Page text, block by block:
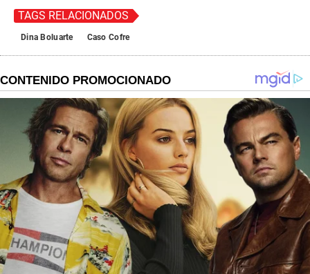
TAGS RELACIONADOS
Dina Boluarte Caso Cofre